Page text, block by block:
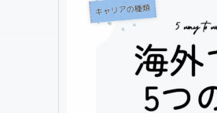
キャリアの種類